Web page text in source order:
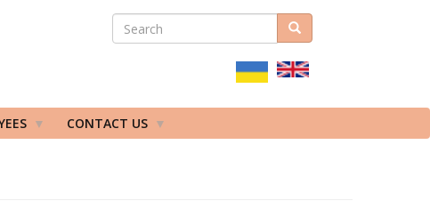
ПОШУКОВА
SEARCH Search
CONTACT US